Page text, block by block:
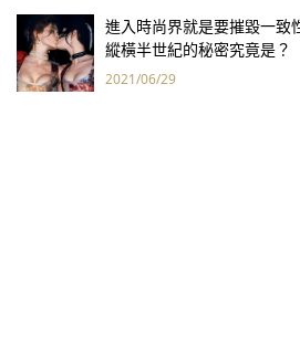
進入時尚界就是要摧毀一
縱橫半世紀的秘密究竟是？
2021/06/29